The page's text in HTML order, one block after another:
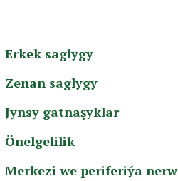
Erkek saglygy
Zenan saglygy
Jynsy gatnaşyklar
Önelgelilik
Merkezi we periferiýa nerw